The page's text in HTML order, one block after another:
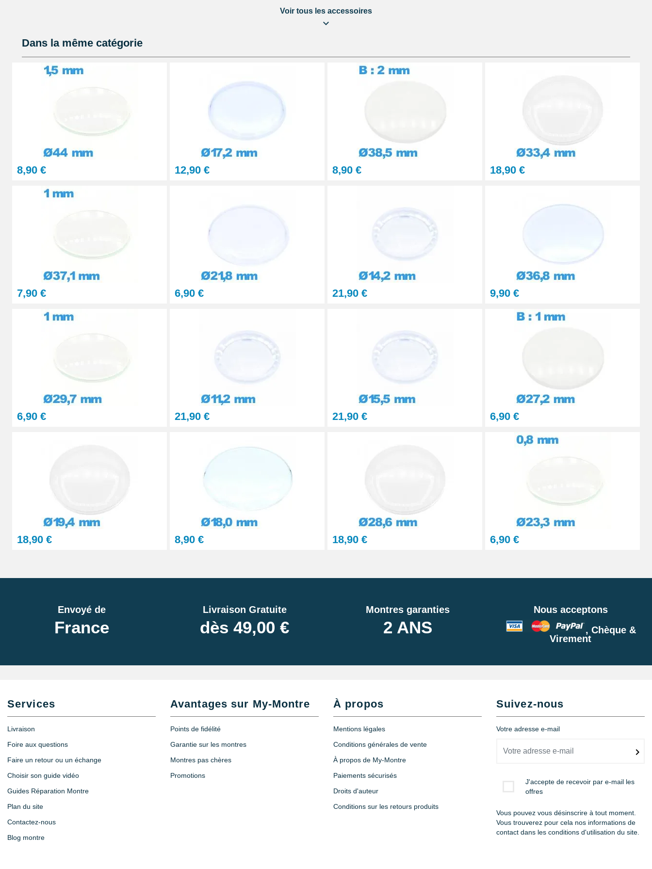
16,90 €
Cloche de démontage horloger anti poussière
60,90 €
Voir tous les accessoires
Dans la même catégorie
8,90 € 12,90 € 8,90 € 18,90 €
7,90 € 6,90 € 21,90 € 9,90 €
6,90 € 21,90 € 21,90 € 6,90 €
18,90 € 8,90 € 18,90 € 6,90 €
Envoyé de
France
Livraison Gratuite
dès 49,00 €
Montres garanties
2 ANS
Nous acceptons
, Chèque &
Virement
Services
Livraison
Foire aux questions
Faire un retour ou un échange
Choisir son guide vidéo
Guides Réparation Montre
Plan du site
Contactez-nous
Blog montre
Avantages sur My-Montre
Points de fidélité
Garantie sur les montres
Montres pas chères
Promotions
À propos
Mentions légales
Conditions générales de vente
À propos de My-Montre
Paiements sécurisés
Droits d'auteur
Conditions sur les retours produits
Suivez-nous
Votre adresse e-mail
J'accepte de recevoir par e-mail les
offres
Vous pouvez vous désinscrire à tout moment.
Vous trouverez pour cela nos informations de
contact dans les conditions d'utilisation du site.